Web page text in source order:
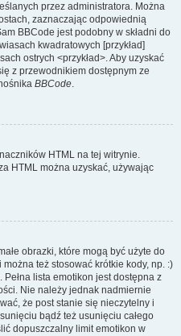
przez administratora. Można
zaznaczając odpowiednią
BBCode jest podobny w składni do
kwadratowych [przykład]
ostrych <przykład>. Aby uzyskać
z przewodnikiem dostępnym ze
BBCode.
HTML na tej witrynie.
HTML można uzyskać, używając
obrazki, które mogą być użyte do
też stosować krótkie kody, np. :)
lista emotikon jest dostępna z
Nie należy jednak nadmiernie
że post stanie się nieczytelny i
bądź też usunięciu całego
dopuszczalny limit emotikon w